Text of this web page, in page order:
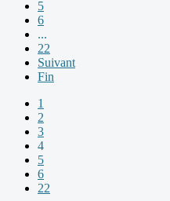
5
6
...
22
Suivant
Fin
1
2
3
4
5
6
22